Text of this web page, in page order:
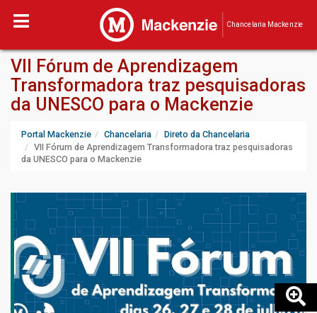
Chancelaria Mackenzie
VII Fórum de Aprendizagem
Transformadora traz pesquisadoras
da UNESCO para o Mackenzie
Portal Mackenzie Chancelaria
Direto da Chancelaria
VII Fórum de Aprendizagem Transformadora traz pesquisadoras
da UNESCO para o Mackenzie